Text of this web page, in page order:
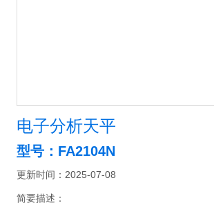
电子分析天平
型号：FA2104N
更新时间：2025-07-08
简要描述：